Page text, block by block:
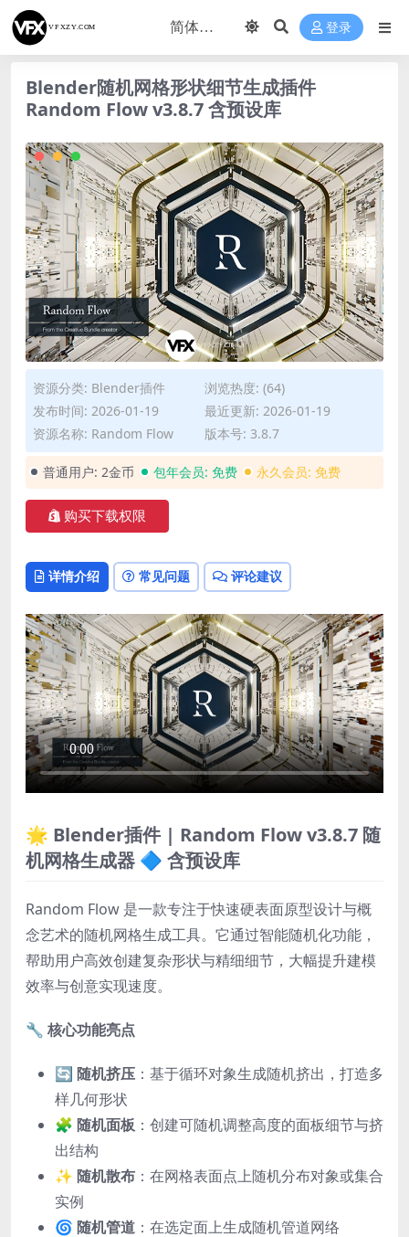
登录
Blender随机网格形状细节生成插件
Random Flow v3.8.7 含预设库
资源分类: Blender插件
浏览热度: (64)
发布时间: 2026-01-19
最近更新: 2026-01-19
资源名称: Random Flow
版本号: 3.8.7
普通用户: 2金币 包年会员: 免费 永久会员: 免费
购买下载权限
详情介绍 常见问题 评论建议
🌟 Blender插件 | Random Flow v3.8.7 随
机网格生成器 🔷 含预设库
Random Flow 是一款专注于快速硬表面原型设计与概
念艺术的随机网格生成工具。它通过智能随机化功能，
帮助用户高效创建复杂形状与精细细节，大幅提升建模
效率与创意实现速度。
🔧 核心功能亮点
🔄 随机挤压 ：基于循环对象生成随机挤出，打造多
样几何形状
🧩 随机面板 ：创建可随机调整高度的面板细节与挤
出结构
✨ 随机散布 ：在网格表面点上随机分布对象或集合
实例
🌀 随机管道 ：在选定面上生成随机管道网络